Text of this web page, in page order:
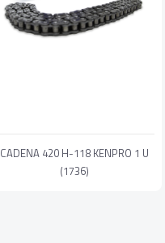
CADENA 420 H-118 KENPRO 1 U
(1736)